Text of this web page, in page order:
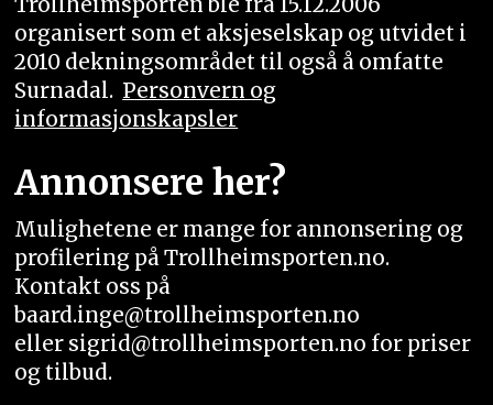
organisert som et aksjeselskap og utvidet i
2010 dekningsområdet til også å omfatte
Surnadal. Personvern og
informasjonskapsler
Annonsere her?
Mulighetene er mange for annonsering og
profilering på Trollheimsporten.no.
Kontakt oss på
baard.inge@trollheimsporten.no
eller sigrid@trollheimsporten.no for priser
og tilbud.